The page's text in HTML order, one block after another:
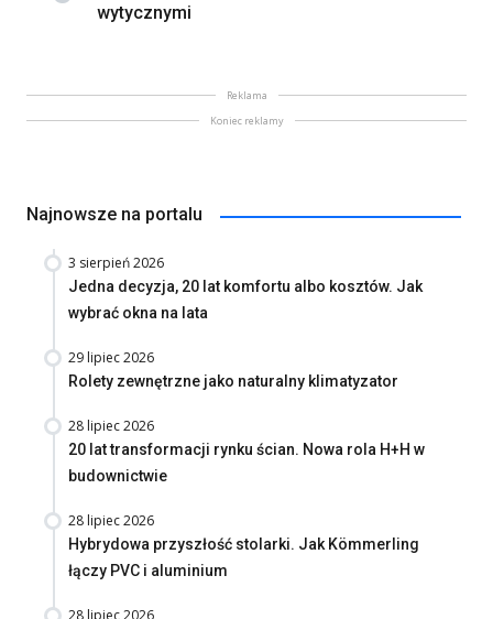
wytycznymi
Reklama
Koniec reklamy
Najnowsze na portalu
3 sierpień 2026
Jedna decyzja, 20 lat komfortu albo kosztów. Jak
wybrać okna na lata
29 lipiec 2026
Rolety zewnętrzne jako naturalny klimatyzator
28 lipiec 2026
20 lat transformacji rynku ścian. Nowa rola H+H w
budownictwie
28 lipiec 2026
Hybrydowa przyszłość stolarki. Jak Kömmerling
łączy PVC i aluminium